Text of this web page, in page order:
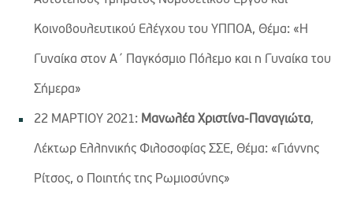
Κοινοβουλευτικού Ελέγχου του ΥΠΠΟΑ, Θέμα: «Η
Γυναίκα στον Α΄ Παγκόσμιο Πόλεμο και η Γυναίκα του
Σήμερα»
22 ΜΑΡΤΙΟΥ 2021: Μανωλέα Χριστίνα-Παναγιώτα,
Λέκτωρ Ελληνικής Φιλοσοφίας ΣΣΕ, Θέμα: «Γιάννης
Ρίτσος, ο Ποιητής της Ρωμιοσύνης»